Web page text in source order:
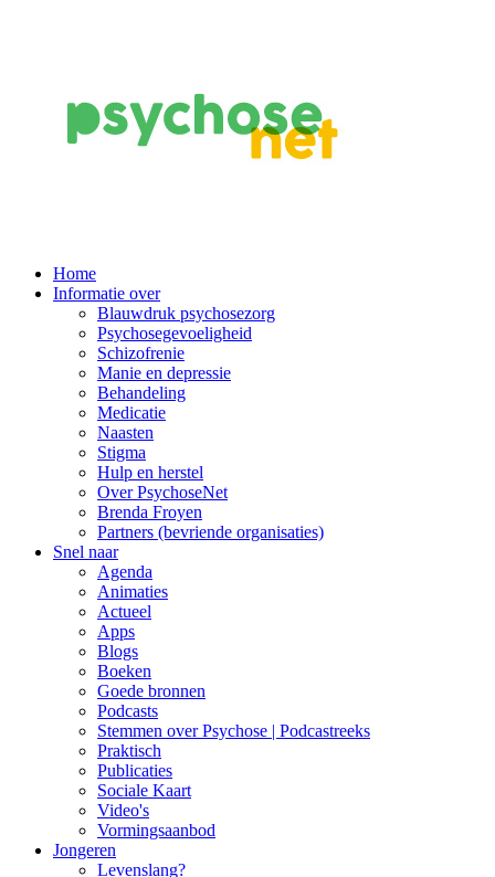
Main
Navigation
Home
Informatie over
Blauwdruk psychosezorg
Psychosegevoeligheid
Schizofrenie
Manie en depressie
Behandeling
Medicatie
Naasten
Stigma
Hulp en herstel
Over PsychoseNet
Brenda Froyen
Partners (bevriende organisaties)
Snel naar
Agenda
Animaties
Actueel
Apps
Blogs
Boeken
Goede bronnen
Podcasts
Stemmen over Psychose | Podcastreeks
Praktisch
Publicaties
Sociale Kaart
Video's
Vormingsaanbod
Jongeren
Levenslang?